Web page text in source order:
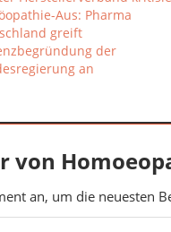
Aus: Pharma
greift
der
an
von
an, um die neuesten